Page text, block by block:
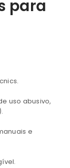
para
uso abusivo,
e